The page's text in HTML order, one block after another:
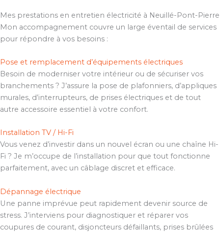
Mes prestations en entretien électricité à Neuillé-Pont-Pierre
Mon accompagnement couvre un large éventail de services
pour répondre à vos besoins :
Pose et remplacement d’équipements électriques
Besoin de moderniser votre intérieur ou de sécuriser vos
branchements ? J’assure la pose de plafonniers, d’appliques
murales, d’interrupteurs, de prises électriques et de tout
autre accessoire essentiel à votre confort.
Installation TV / Hi-Fi
Vous venez d’investir dans un nouvel écran ou une chaîne Hi-
Fi ? Je m’occupe de l’installation pour que tout fonctionne
parfaitement, avec un câblage discret et efficace.
Dépannage électrique
Une panne imprévue peut rapidement devenir source de
stress. J’interviens pour diagnostiquer et réparer vos
coupures de courant, disjoncteurs défaillants, prises brûlées